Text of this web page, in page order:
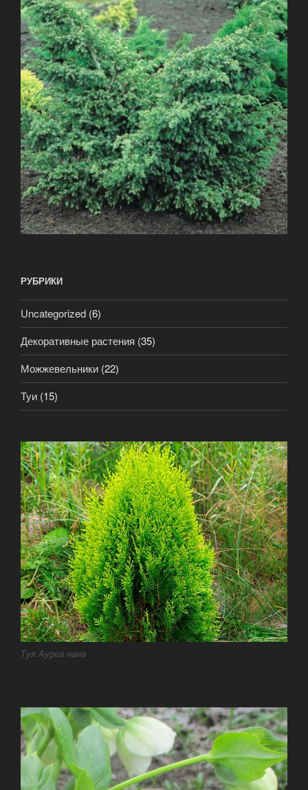
РУБРИКИ
Uncategorized (6)
Декоративные растения (35)
Можжевельники (22)
Туи (15)
Туя Ауреа нана